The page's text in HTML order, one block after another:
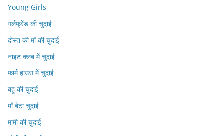
Young Girls
गर्लफ्रेंड की चुदाई
दोस्त की माँ की चुदाई
नाइट क्लब में चुदाई
फार्म हाउस में चुदाई
बहू की चुदाई
माँ बेटा चुदाई
मामी की चुदाई